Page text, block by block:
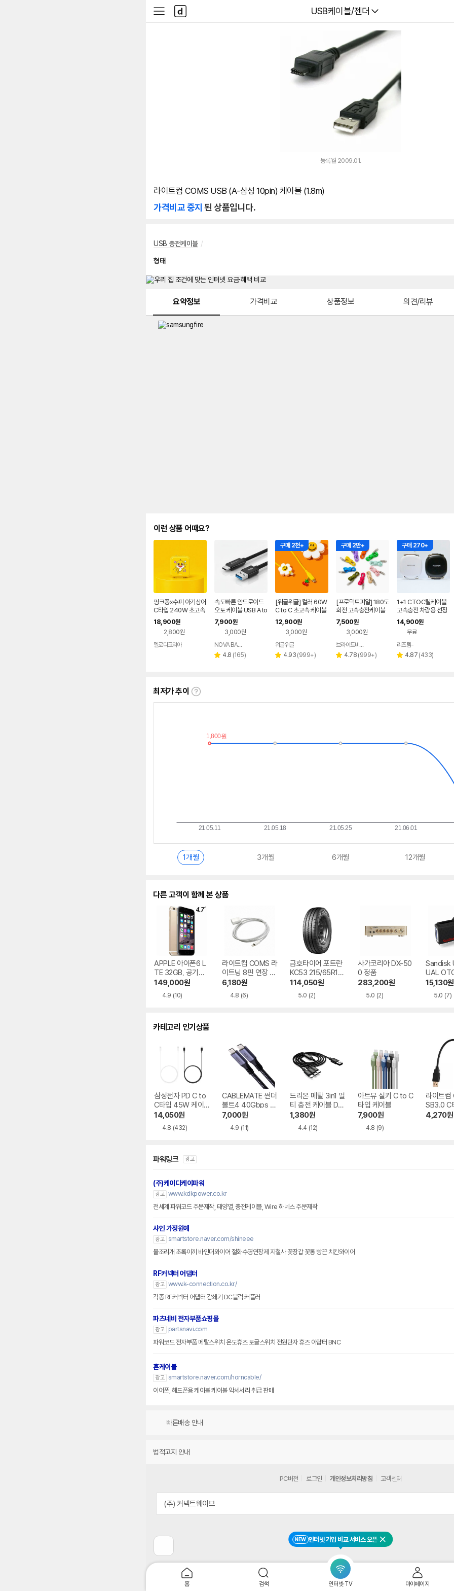
다나와
USB케이블/젠더
사
이
다
나
와
NEW 인터넷 가입 비교 서비스 오픈 닫기
홈 검색 인터넷·TV 마이페이지
등록월 2009.01.
라이트컴 COMS USB (A-삼성 10pin) 케이블 (1.8m)
가격비교 중지 된 상품입니다.
USB 충전케이블 /
형태
요약정보 가격비교 상품정보 의견/리뷰
이런 상품 어때요?
핑크퐁x수피 아기상어
C타입 240W 초고속
자동감김 릴 충전 케이
블 옐로우, 1개, 1m
18,900원
2,800원
멜로디코리아
속도빠른 안드로이드
오토 케이블 USB A to
C타입 USB3.2 Gen
2 10Gbps
7,900원
3,000원
NOVA BASE
별 4.8 리
(165)
구매 2천+
[위글위글] 컬러 60W
C to C 초고속 케이블
2종
12,900원
3,000원
페이
위글위글
별 4.93 리
(999+)
구매 2만+
[프로덕트피알] 180도
회전 고속충전케이블
C TO C 및 모든 기종
지원 컬러 케이블 PD 1
00W 꼬임방지 초고속
충전기 1.5m
7,500원
3,000원
페이
브라이트비드 편집샵
별 4.78 리
(999+)
구매 270+
1+1 CTOC릴케이블
고속충전 차량용 선정
리
14,900원
무료
페이
리즈템-
별 4.87 리
(433)
최저가 추이
최
1개월 3개월 6개월 12개월
다른 고객이 함께 본 상품
APPLE 아이폰6 L
TE 32GB, 공기계
중고
149,000원
4.9 (10)
라이트컴 COMS 라
이트닝 8핀 연장 케
이블 (IB204)
6,180원
4.8 (6)
금호타이어 포트란
KC53 215/65R17
지정점무료장착
114,050원
5.0 (2)
사가코리아 DX-50
0 정품
283,200원
5.0 (2)
Sandisk
UAL
USB 3.0
15,130원
5.0 (7)
카테고리 인기상품
삼성전자 PD C to
C타입 45W 케이
블 EP-DX510
14,050원
4.8 (432)
CABLEMATE 썬더
볼트4 40Gbps P
D PPS C to C타입
240W 케이블
7,000원
4.9 (11)
드리온 메탈 3in1 멀
티 충전 케이블 DR-
3in1-M150-B
1,380원
4.4 (12)
아트뮤 실키 C to C
타입 케이블
7,900원
4.8 (9)
라이트컴
SB3.0 C
형 케이
4,270원
파워링크 광고
(주)케이디케이파워
광고 www.kdkpower.co.kr
전세계 파워코드 주문제작, 태양열, 충전케이블, Wire 하네스 주문제작
샤인 가정원예
광고 smartstore.naver.com/shineee
물조리개 초록이끼 바인더와이어 절화수명연장제 지철사 꽃장갑 꽃통 빵끈 치킨와이어
RF커넥터 어댑터
광고 www.k-connection.co.kr/
각종 RF커넥터 어댑터 감쇄기 DC블럭 커플러
파츠네비 전자부품쇼핑몰
광고
partsnavi.com
파워코드 전자부품 메탈스위치 온도휴즈 토글스위치 전원단자 휴즈 아답터 BNC
혼케이블
광고 smartstore.naver.com/horncable/
이어폰, 헤드폰용 케이블 케이블 악세서리 취급 판매
빠른배송 안내
법적고지 안내
전
페
PC버전 로그인 개인정보처리방침 고객센터
(주) 커넥트웨이브